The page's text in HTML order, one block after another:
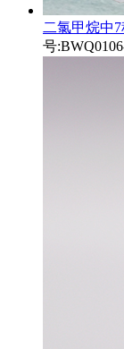
二氯甲烷中
号